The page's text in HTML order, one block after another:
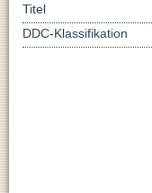
Titel
DDC-Klassifikation